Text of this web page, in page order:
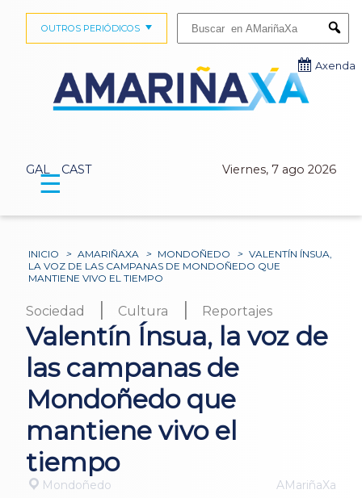
GAL CAST Viernes, 7 ago 2026
OUTROS PERIÓDICOS
Axenda
☰
INICIO > AMARIÑAXA > MONDOÑEDO > VALENTÍN ÍNSUA,
LA VOZ DE LAS CAMPANAS DE MONDOÑEDO QUE
MANTIENE VIVO EL TIEMPO
Sociedad | Cultura | Reportajes
Valentín Ínsua, la voz de
las campanas de
Mondoñedo que
mantiene vivo el
tiempo
Mondoñedo AMariñaXa